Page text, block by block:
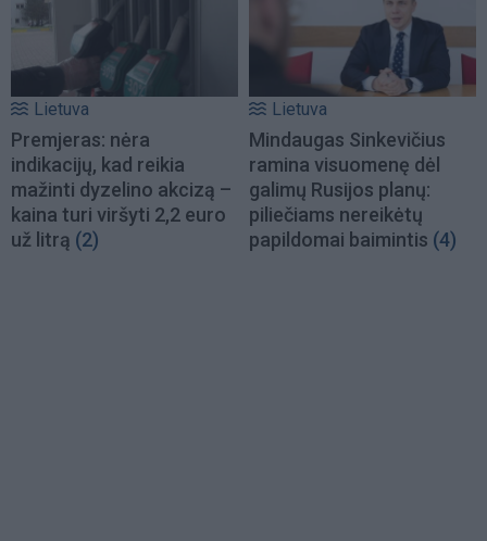
Lietuva
Premjeras: nėra
indikacijų, kad reikia
mažinti dyzelino akcizą –
kaina turi viršyti 2,2 euro
už litrą (2)
Lietuva
Mindaugas Sinkevičius
ramina visuomenę dėl
galimų Rusijos planų:
piliečiams nereikėtų
papildomai baimintis (4)